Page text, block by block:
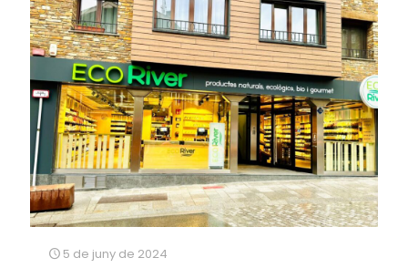
5 de juny de 2024